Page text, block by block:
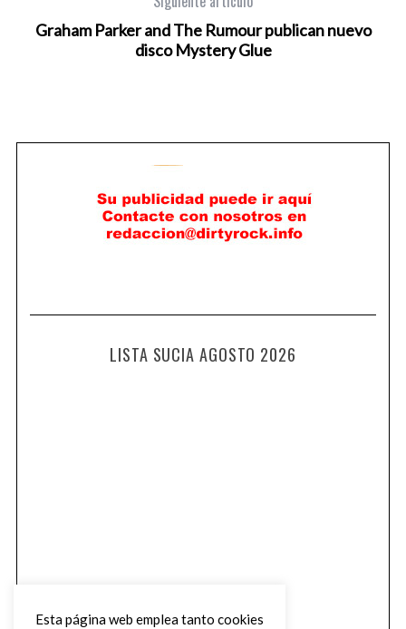
Graham Parker and The Rumour publican nuevo
disco Mystery Glue
LISTA SUCIA AGOSTO 2026
Esta página web emplea tanto cookies